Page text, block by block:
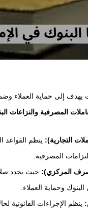
إلى حماية العملاء
المصرفية والنزاعات
التجارية): ينظم القواعد
المصرفية.
المركزي): حيث يحدد
وحماية العملاء.
ينظم الإجراءات القانونية